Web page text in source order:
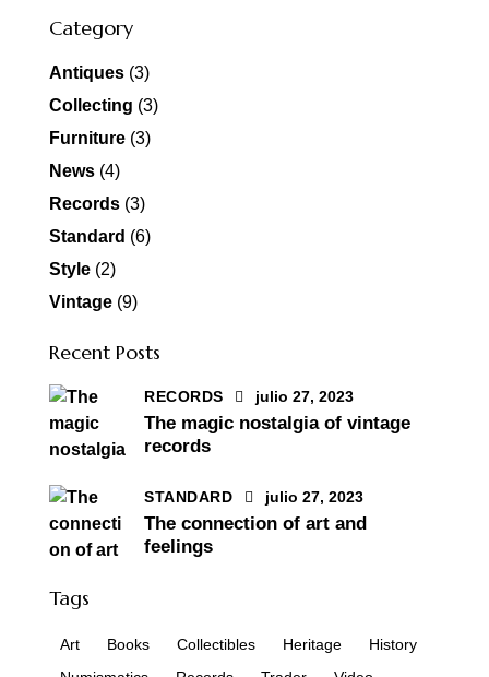
Category
Antiques (3)
Collecting (3)
Furniture (3)
News (4)
Records (3)
Standard (6)
Style (2)
Vintage (9)
Recent Posts
RECORDS julio 27, 2023
The magic nostalgia of vintage
records
STANDARD julio 27, 2023
The connection of art and
feelings
Tags
Art Books Collectibles Heritage
History